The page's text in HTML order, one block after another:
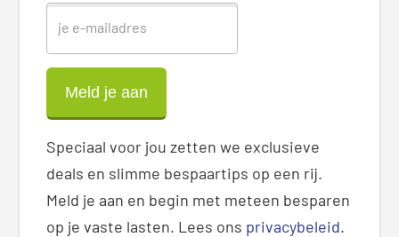
Speciaal voor jou zetten we exclusieve
deals en slimme bespaartips op een rij.
Meld je aan en begin met meteen besparen
op je vaste lasten. Lees ons privacybeleid.